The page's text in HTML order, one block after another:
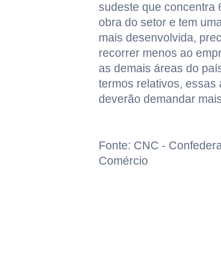
sudeste que concentra
obra do setor e tem
mais desenvolvida,
recorrer menos ao
as demais áreas do
termos relativos, essas
deverão demandar
Fonte: CNC -
Comércio